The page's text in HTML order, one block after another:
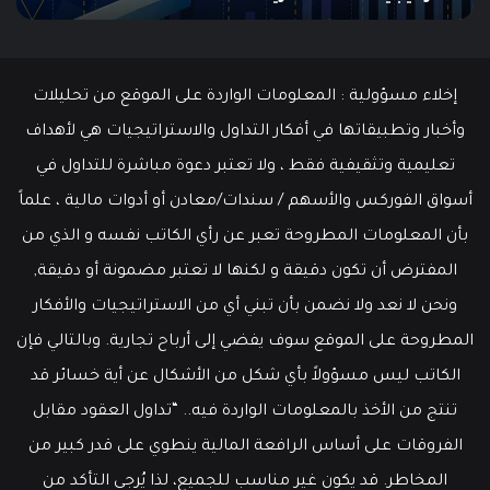
إخلاء مسؤولية : المعلومات الواردة على الموقع من تحليلات
وأخبار وتطبيقاتها في أفكار التداول والاستراتيجيات هي لأهداف
تعليمية وتثقيفية فقط ، ولا تعتبر دعوة مباشرة للتداول في
أسواق الفوركس والأسهم / سندات/معادن أو أدوات مالية ، علماً
بأن المعلومات المطروحة تعبر عن رأي الكاتب نفسه و الذي من
المفترض أن تكون دقيقة و لكنها لا تعتبر مضمونة أو دقيقة,
ونحن لا نعد ولا نضمن بأن تبني أي من الاستراتيجيات والأفكار
المطروحة على الموقع سوف يفضي إلى أرباح تجارية. وبالتالي فإن
الكاتب ليس مسؤولاً بأي شكل من الأشكال عن أية خسائر قد
تنتج من الأخذ بالمعلومات الواردة فيه.. “تداول العقود مقابل
الفروقات على أساس الرافعة المالية ينطوي على قدر كبير من
المخاطر. قد يكون غير مناسب للجميع، لذا يُرجى التأكد من